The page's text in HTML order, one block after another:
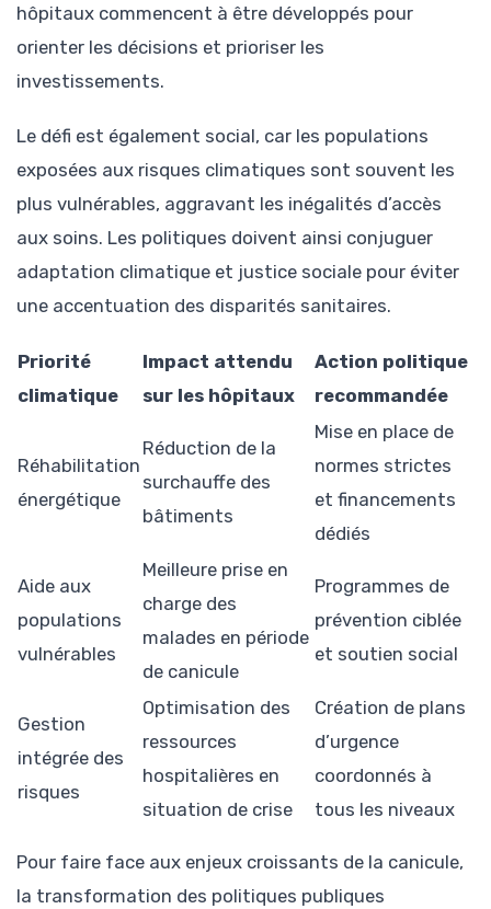
hôpitaux commencent à être développés pour
orienter les décisions et prioriser les
investissements.
Le défi est également social, car les populations
exposées aux risques climatiques sont souvent les
plus vulnérables, aggravant les inégalités d’accès
aux soins. Les politiques doivent ainsi conjuguer
adaptation climatique et justice sociale pour éviter
une accentuation des disparités sanitaires.
Priorité
climatique
Impact attendu
sur les hôpitaux
Action politique
recommandée
Réhabilitation
énergétique
Réduction de la
surchauffe des
bâtiments
Mise en place de
normes strictes
et financements
dédiés
Aide aux
populations
vulnérables
Meilleure prise en
charge des
malades en période
de canicule
Programmes de
prévention ciblée
et soutien social
Gestion
intégrée des
risques
Optimisation des
ressources
hospitalières en
situation de crise
Création de plans
d’urgence
coordonnés à
tous les niveaux
Pour faire face aux enjeux croissants de la canicule,
la transformation des politiques publiques